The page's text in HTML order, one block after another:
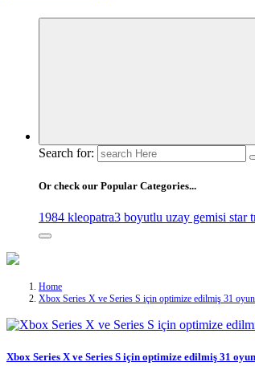
Search for:
Or check our Popular Categories...
1984 kleopatra3 boyutlu uzay gemisi star
Home
Xbox Series X ve Series S için optimize edilmiş 31 oyun
Xbox Series X ve Series S için optimize edilmiş 31 oyun